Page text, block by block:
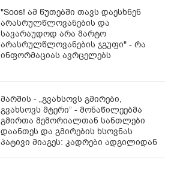
"Soos! ამ წუთებში თავს დაესხნენ
არასრულწლოვანების და
სავარაუდოდ არა მარტო
არასრულწლოვანების ჯგუფი" - რა
ინფორმაციას ავრცელებს
მარშის - „გვახსოვს გმირები,
გვახსოვს მტერი” - მონაწილეებმა
გმირთა მემორიალთან სანთლები
დაანთეს და გმირების ხსოვნას
პატივი მიაგეს: კადრები ადგილიდან